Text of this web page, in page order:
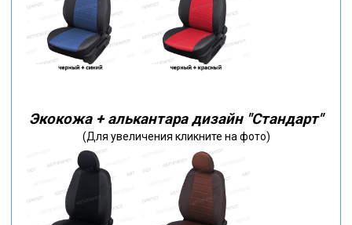
Экокожа + алькантара дизайн "Стандарт"
(Для увеличения кликните на фото)